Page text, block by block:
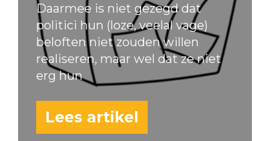
Daarmee is niet gezegd dat
politici hun (loze, veelal vage)
beloften niet zouden willen
realiseren, maar wel dat ze niet
erg hun
Lees artikel